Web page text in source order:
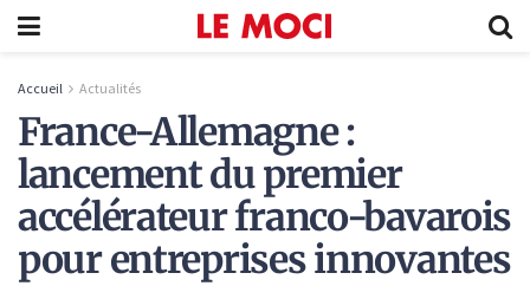
Accueil Actualités
France-Allemagne :
lancement du premier
accélérateur franco-bavarois
pour entreprises innovantes